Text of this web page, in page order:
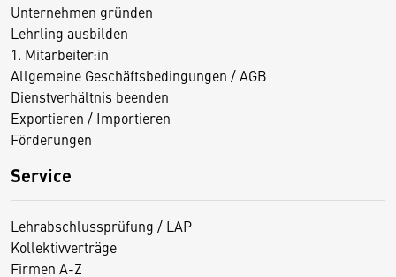
Unternehmen gründen
Lehrling ausbilden
1. Mitarbeiter:in
Allgemeine Geschäftsbedingungen / AGB
Dienstverhältnis beenden
Exportieren / Importieren
Förderungen
Service
Lehrabschlussprüfung / LAP
Kollektivverträge
Firmen A-Z